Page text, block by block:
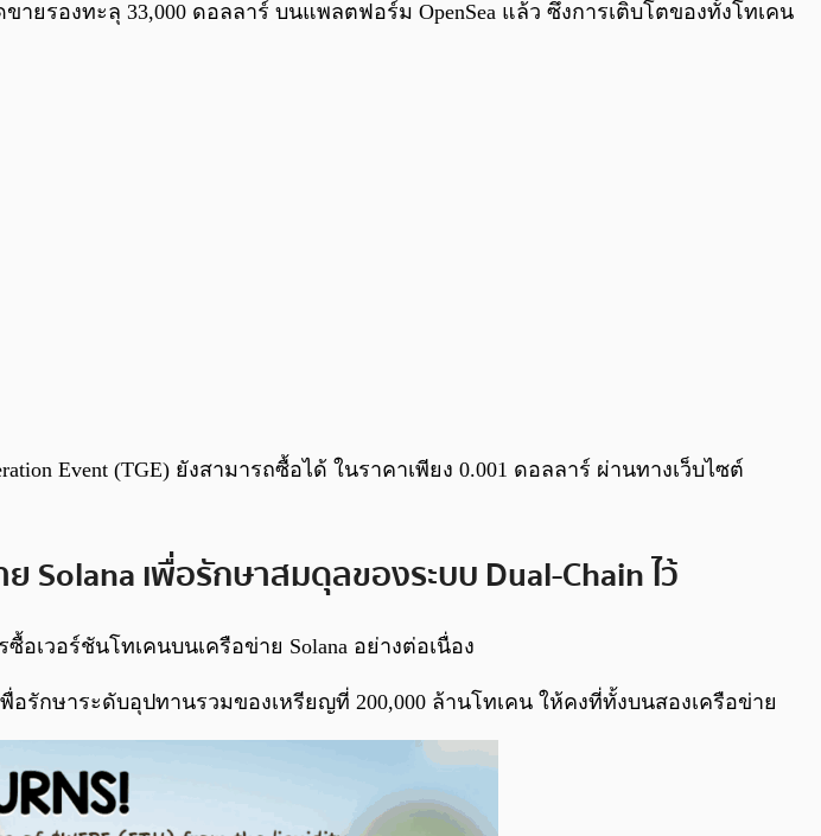
ยรองทะลุ 33,000 ดอลลาร์ บนแพลตฟอร์ม OpenSea แล้ว ซึ่งการเติบโตของทั้งโทเคน
Event (TGE) ยังสามารถซื้อได้ ในราคาเพียง 0.001 ดอลลาร์ ผ่านทางเว็บไซต์
เพื่อรักษาสมดุลของระบบ Dual-Chain ไว้
อเวอร์ชันโทเคนบนเครือข่าย Solana อย่างต่อเนื่อง
อรักษาระดับอุปทานรวมของเหรียญที่ 200,000 ล้านโทเคน ให้คงที่ทั้งบนสองเครือข่าย